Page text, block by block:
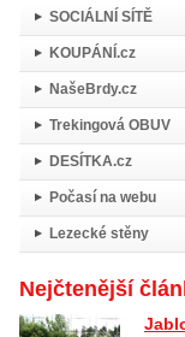
SOCIÁLNÍ SÍTĚ
KOUPÁNÍ.cz
NašeBrdy.cz
Trekingová OBUV
DESÍTKA.cz
Počasí na webu
Lezecké stěny
Nejčtenější